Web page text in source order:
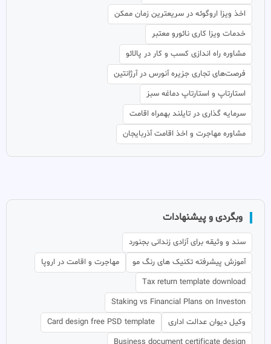
اخذ ویزا اروگوئه در سریعترین زمان ممکن
خدمات ویزا کاری نائورو معتبر
مشاوره راه اندازی کسب و کار در پالائو
فرصت‌های تجاری جزیره آنورس در آرژانتین
استارتاپ و استارتاپ دماغه سبز
سرمایه گذاری در تایلند بهمراه اقامت
مشاوره مهاجرت و اخذ اقامت آذربایجان
وبگردی و پیشنهادات
سند و وثیقه برای آزادی زندانی بجنورد
آموزش پیشرفته تکنیک های رنگ مو
مهاجرت و اقامت در اروپا
Tax return template download
Staking vs Financial Plans on Investon
وکیل دیوان عدالت اداری
Card design free PSD template